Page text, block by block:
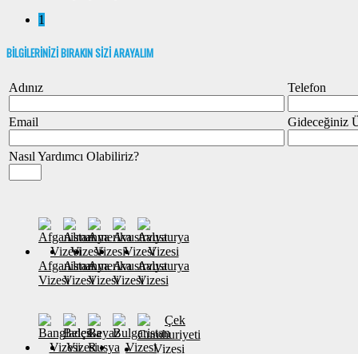
1
BİLGİLERİNİZİ BIRAKIN SİZİ ARAYALIM
Adınız Telefon
Email Gideceğiniz
Nasıl Yardımcı Olabiliriz?
Afganistan
Vizesi
Almanya
Vizesi
Amerika
Vizesi
Avustralya
Vizesi
Avusturya
Vizesi